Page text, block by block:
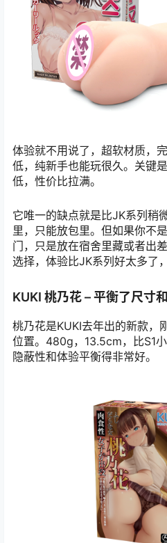
体验就不用说了，超软材质，
低，纯新手也能玩很久。关键
低，性价比拉满。
它唯一的缺点就是比JK系列稍
里，只能放包里。但如果你不
门，只是放在宿舍里藏或者出
选择，体验比JK系列好太多了
KUKI 桃乃花 – 平衡了尺寸
桃乃花是KUKI去年出的新款，
位置。480g，13.5cm，比S1
隐蔽性和体验平衡得非常好。